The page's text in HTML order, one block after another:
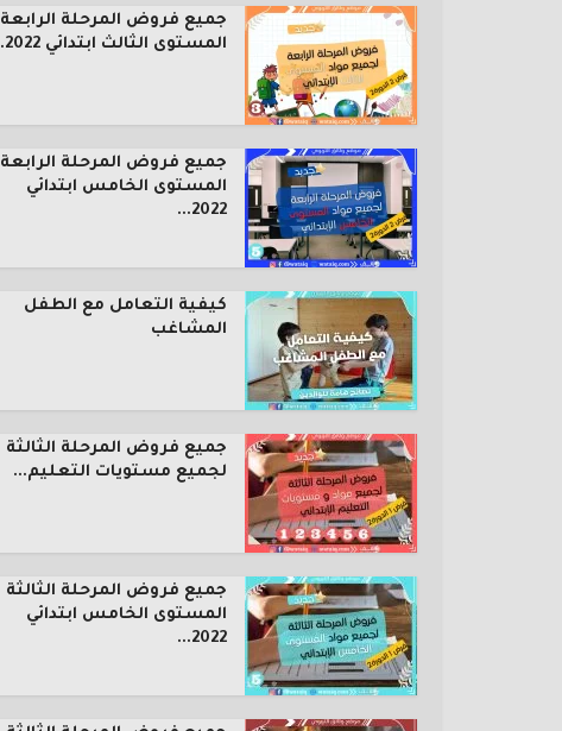
جميع فروض المرحلة الرابعة
المستوى الثالث ابتدائي 2022...
جميع فروض المرحلة الرابعة
المستوى الخامس ابتدائي
2022...
كيفية التعامل مع الطفل
المشاغب
جميع فروض المرحلة الثالثة
لجميع مستويات التعليم...
جميع فروض المرحلة الثالثة
المستوى الخامس ابتدائي
2022...